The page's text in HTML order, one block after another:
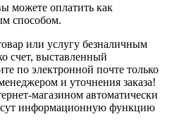
можете оплатить как
способом.
или услугу безналичным
счет, выставленный
по электронной почте только
и уточнения заказа!
магазином автоматически
информационную функцию